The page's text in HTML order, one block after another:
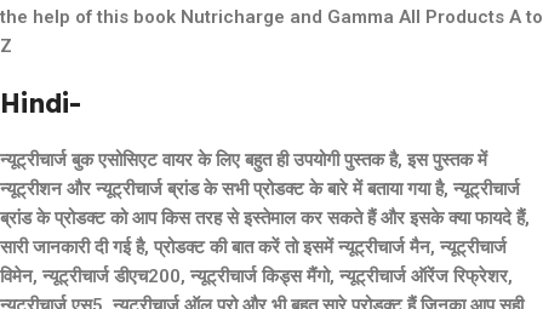
the help of this book Nutricharge and Gamma All Products A to
Z
Hindi-
न्यूट्रीचार्ज बुक एसोसिएट वायर के लिए बहुत ही उपयोगी पुस्तक है, इस पुस्तक में
न्यूट्रीशन और न्यूट्रीचार्ज ब्रांड के सभी प्रोडक्ट के बारे में बताया गया है, न्यूट्रीचार्ज
ब्रांड के प्रोडक्ट को आप किस तरह से इस्तेमाल कर सकते हैं और इसके क्या फायदे हैं,
सारी जानकारी दी गई है, प्रोडक्ट की बात करें तो इसमें न्यूट्रीचार्ज मैन, न्यूट्रीचार्ज
विमेन, न्यूट्रीचार्ज डीएच200, न्यूट्रीचार्ज किड्स मैंगो, न्यूट्रीचार्ज ऑरेंज रिफ्रेशर,